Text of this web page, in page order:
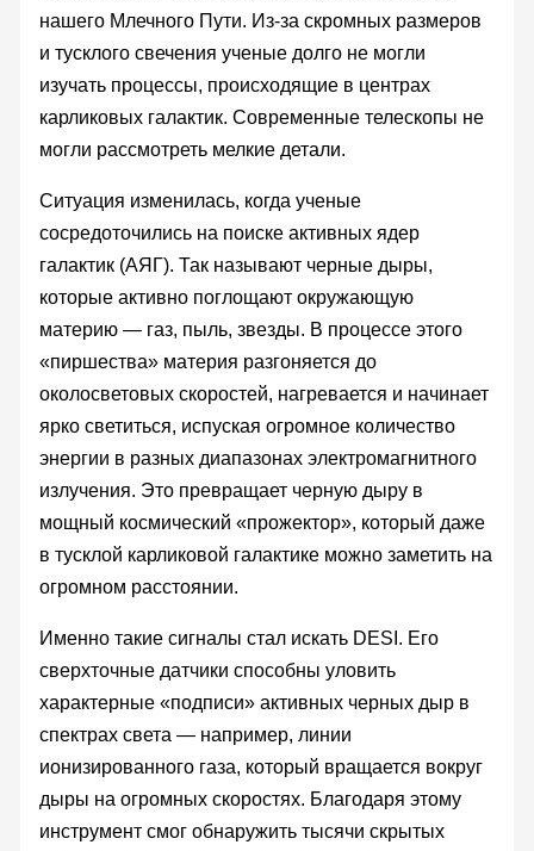
нашего Млечного Пути. Из-за скромных размеров
и тусклого свечения ученые долго не могли
изучать процессы, происходящие в центрах
карликовых галактик. Современные телескопы не
могли рассмотреть мелкие детали.
Ситуация изменилась, когда ученые
сосредоточились на поиске активных ядер
галактик (АЯГ). Так называют черные дыры,
которые активно поглощают окружающую
материю — газ, пыль, звезды. В процессе этого
«пиршества» материя разгоняется до
околосветовых скоростей, нагревается и начинает
ярко светиться, испуская огромное количество
энергии в разных диапазонах электромагнитного
излучения. Это превращает черную дыру в
мощный космический «прожектор», который даже
в тусклой карликовой галактике можно заметить на
огромном расстоянии.
Именно такие сигналы стал искать DESI. Его
сверхточные датчики способны уловить
характерные «подписи» активных черных дыр в
спектрах света — например, линии
ионизированного газа, который вращается вокруг
дыры на огромных скоростях. Благодаря этому
инструмент смог обнаружить тысячи скрытых